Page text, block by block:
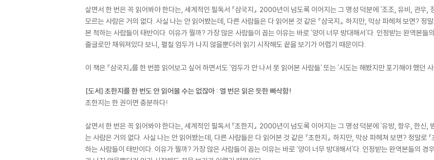
살면서 한 번은 꼭 읽어봐야 한다는, 세계적인 필독서 『삼국지』. 2000년이 넘도록 이어지는 그 명성 덕분에 '조조, 유비, 관우,
모르는 사람은 거의 없다. 사실 나는 안 읽어봤는데, 다른 사람들은 다 읽어본 것 같은 『삼국지』. 하지만, 막상 파헤쳐 보면? 정
본 척하는 사람들이 태반이다. 이유가 뭘까? 가장 많은 사람들이 꼽는 이유는 바로 '양이 너무 방대해서'다. 인정받는 완역본들
줄글로만 채워져있다 보니, 펼칠 엄두가 나지 않을뿐더러 읽기 시작해도 끝을 보기가 어렵기 때문이다.
이 책은 『삼국지』를 한 번쯤 읽어보고 싶어 하면서도 '엄두가 안 나서 못 읽어본 사람들' 또는 '시도는 해봤지만 포기해야 했던
[도서] 초한지를 한 번도 안 읽어볼 수는 없잖아 : 열 번은 읽은 듯한 빠삭함!
초한지는 한 권이면 충분하다!
살면서 한 번은 꼭 읽어봐야 한다는, 세계적인 필독서 『초한지』. 2000년이 넘도록 이어지는 그 명성 덕분에 '유방, 항우, 한신,
는 사람은 거의 없다. 사실 나는 안 읽어봤는데, 다른 사람들은 다 읽어본 것 같은 『초한지』. 하지만, 막상 파헤쳐 보면? 정말로
하는 사람들이 태반이다. 이유가 뭘까? 가장 많은 사람들이 꼽는 이유는 바로 '양이 너무 방대해서'다. 인정받는 완역본들의 경